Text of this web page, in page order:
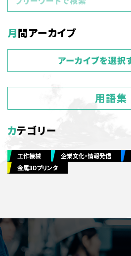
月間アーカイブ
カテゴリー
工作機械 企業文化・情報発信
金属3Dプリンタ